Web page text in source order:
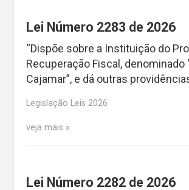
Lei Número 2283 de 2026
“Dispõe sobre a Instituição do
Recuperação Fiscal, denominado
Cajamar”, e dá outras
Legislação Leis 2026
veja mais
Lei Número 2282 de 2026